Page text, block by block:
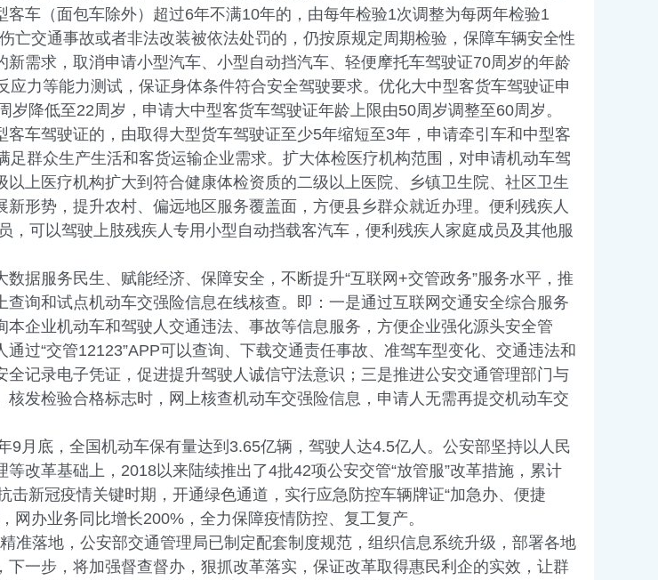
车（面包车除外）超过6年不满10年的，由每年检验1次调整为每两年检验1
亡交通事故或者非法改装被依法处罚的，仍按原规定周期检验，保障车辆安全性
需求，取消申请小型汽车、小型自动挡汽车、轻便摩托车驾驶证70周岁的年龄
力等能力测试，保证身体条件符合安全驾驶要求。优化大中型客货车驾驶证申
降低至22周岁，申请大中型客货车驾驶证年龄上限由50周岁调整至60周岁。
车驾驶证的，由取得大型货车驾驶证至少5年缩短至3年，申请牵引车和中型客
群众生产生活和客货运输企业需求。扩大体检医疗机构范围，对申请机动车驾
上医疗机构扩大到符合健康体检资质的二级以上医院、乡镇卫生院、社区卫生
形势，提升农村、偏远地区服务覆盖面，方便县乡群众就近办理。便利残疾人
可以驾驶上肢残疾人专用小型自动挡载客汽车，便利残疾人家庭成员及其他服
据服务民生、赋能经济、保障安全，不断提升“互联网+交管政务”服务水平，推
询和试点机动车交强险信息在线核查。即：一是通过互联网交通安全综合服务
企业机动车和驾驶人交通违法、事故等信息服务，方便企业强化源头安全管
过“交管12123”APP可以查询、下载交通责任事故、准驾车型变化、交通违法和
记录电子凭证，促进提升驾驶人诚信守法意识；三是推进公安交通管理部门与
发检验合格标志时，网上核查机动车交强险信息，申请人无需再提交机动车交
底，全国机动车保有量达到3.65亿辆，驾驶人达4.5亿人。公安部坚持以人民
改革基础上，2018以来陆续推出了4批42项公安交管“放管服”改革措施，累计
新冠疫情关键时期，开通绿色通道，实行应急防控车辆牌证“加急办、便捷
网办业务同比增长200%，全力保障疫情防控、复工复产。
落地，公安部交通管理局已制定配套制度规范，组织信息系统升级，部署各地
一步，将加强督查督办，狠抓改革落实，保证改革取得惠民利企的实效，让群